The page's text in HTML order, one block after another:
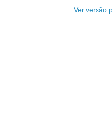
Ver versão